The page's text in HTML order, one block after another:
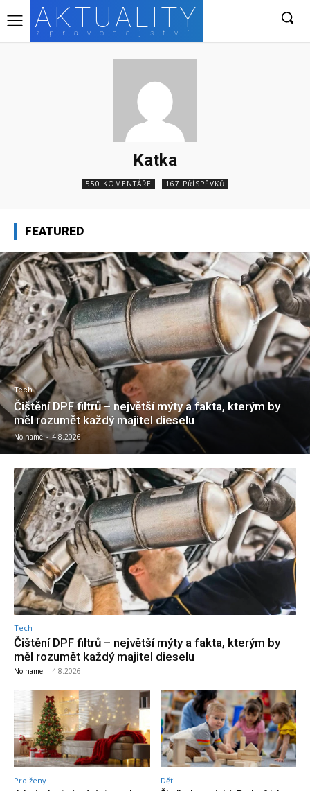
AKTUALITY
zpravodajství
Katka
550 KOMENTÁŘE 167 PŘÍSPĚVKŮ
FEATURED
Tech
Čištění DPF filtrů – největší mýty a fakta, kterým by
měl rozumět každý majitel dieselu
No name - 4.8.2026
Tech
Čištění DPF filtrů – největší mýty a fakta, kterým by
měl rozumět každý majitel dieselu
No name - 4.8.2026
Pro ženy
Děti